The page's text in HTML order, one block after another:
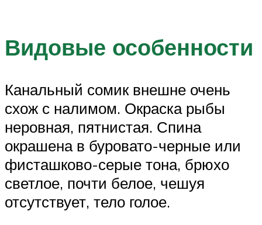
Видовые особенности
Канальный сомик внешне очень
схож с налимом. Окраска рыбы
неровная, пятнистая. Спина
окрашена в буровато-черные или
фисташково-серые тона, брюхо
светлое, почти белое, чешуя
отсутствует, тело голое.